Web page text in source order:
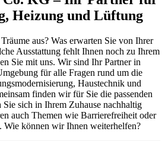
Heizung und Lüftung
aus? Was erwarten Sie von Ihrer
Ausstattung fehlt Ihnen noch zu Ihrem
Sie mit uns. Wir sind Ihr Partner in
für alle Fragen rund um die
Haustechnik und
finden wir für Sie die passenden
sich in Ihrem Zuhause nachhaltig
auch Themen wie Barrierefreiheit oder
Wie können wir Ihnen weiterhelfen?